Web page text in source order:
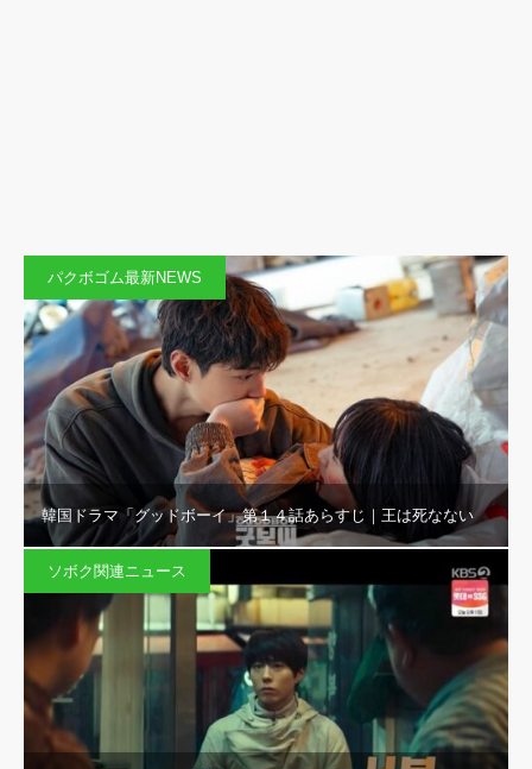
パクボゴム最新NEWS
韓国ドラマ「グッドボーイ」第１４話あらすじ｜王は死なない
ソボク関連ニュース